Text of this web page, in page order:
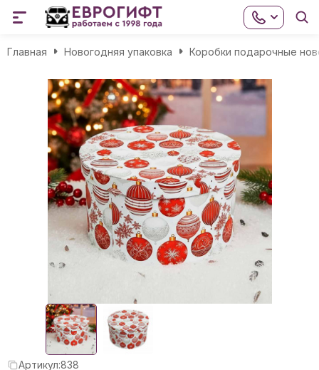
Главная Новогодняя упаковка Коробки подарочные
Артикул:838